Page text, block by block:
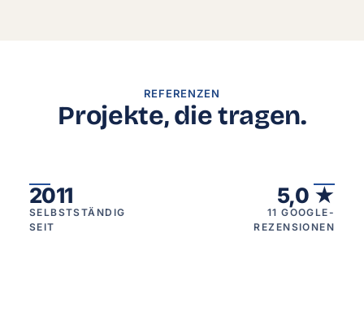
Unverhofft - Mehr Sichtbarkeit für wahres Talent
REFERENZEN
Projekte, die tragen.
2011
SELBSTSTÄNDIG
SEIT
5,0 ★
11 GOOGLE-
REZENSIONEN